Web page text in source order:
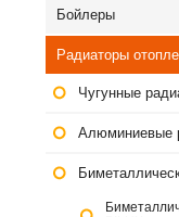
Бойлеры
Радиаторы
Чугунные
Алюминиевые